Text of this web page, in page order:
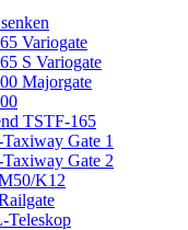
Variogate
S Variogate
Majorgate
TSTF-165
Gate 1
Gate 2
K12
Teleskop